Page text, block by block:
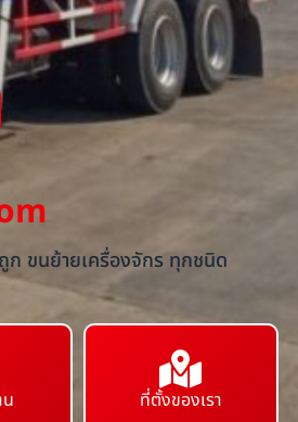
ก ขนย้ายเครื่องจักร ทุกชนิด
ที่ตั้งของเรา